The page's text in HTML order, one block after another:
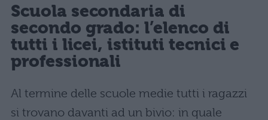
Scuola secondaria di
secondo grado: l’elenco di
tutti i licei, istituti tecnici e
professionali
Al termine delle scuole medie tutti i ragazzi
si trovano davanti ad un bivio: in quale